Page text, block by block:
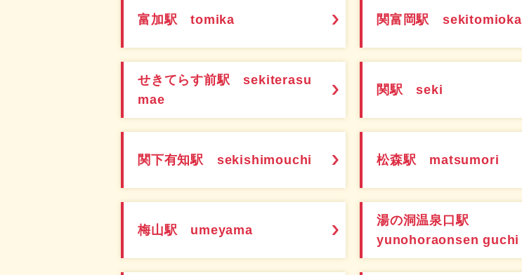
富加駅 tomika 関富岡駅 sekitomioka
せきてらす前駅 sekiterasu
mae
関駅 seki
関下有知駅 sekishimouchi 松森駅 matsumori
梅山駅 umeyama
湯の洞温泉口駅
yunohoraonsen guchi